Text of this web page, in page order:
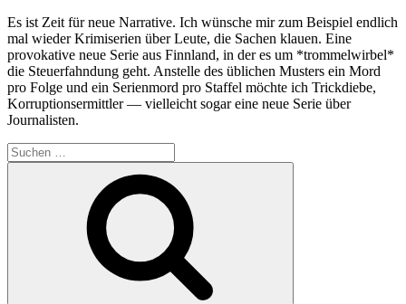
Es ist Zeit für neue Narrative. Ich wünsche mir zum Beispiel endlich
mal wieder Krimiserien über Leute, die Sachen klauen. Eine
provokative neue Serie aus Finnland, in der es um *trommelwirbel*
die Steuerfahndung geht. Anstelle des üblichen Musters ein Mord
pro Folge und ein Serienmord pro Staffel möchte ich Trickdiebe,
Korruptionsermittler — vielleicht sogar eine neue Serie über
Journalisten.
Suchen
nach: